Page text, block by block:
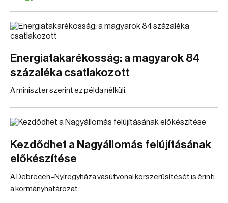
Energiatakarékosság: a magyarok 84
százaléka csatlakozott
A miniszter szerint ez példa nélküli.
Kezdődhet a Nagyállomás felújításának
előkészítése
A Debrecen–Nyíregyháza vasútvonal korszerűsítését is érinti
a kormányhatározat.